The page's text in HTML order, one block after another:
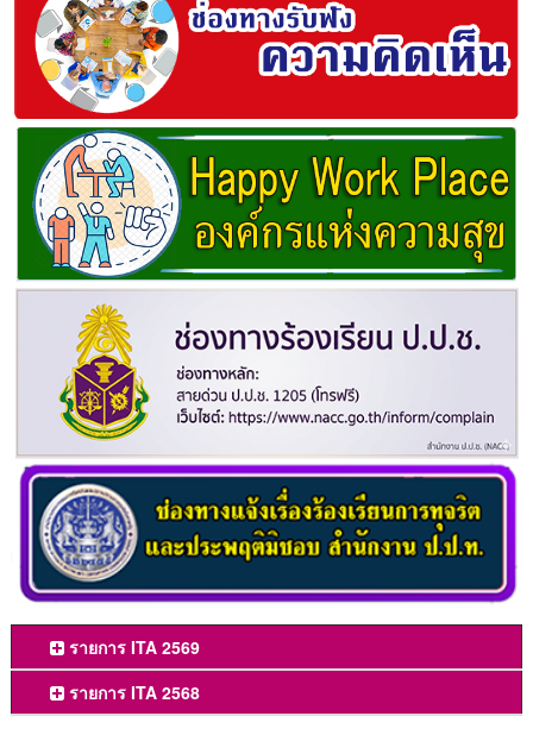
รายการ ITA 2569
รายการ ITA 2568